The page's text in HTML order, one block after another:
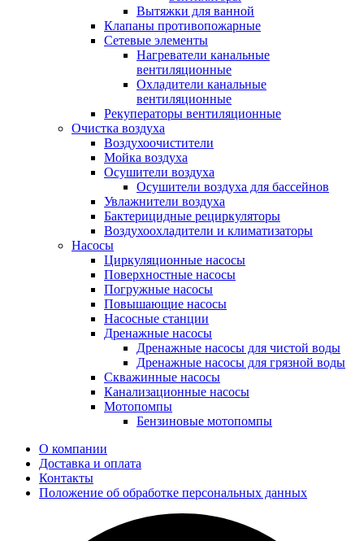
Вытяжки для ванной
Клапаны противопожарные
Сетевые элементы
Нагреватели канальные
вентиляционные
Охладители канальные
вентиляционные
Рекуператоры вентиляционные
Очистка воздуха
Воздухоочистители
Мойка воздуха
Осушители воздуха
Осушители воздуха для бассейнов
Увлажнители воздуха
Бактерицидные рециркуляторы
Воздухоохладители и климатизаторы
Насосы
Циркуляционные насосы
Поверхностные насосы
Погружные насосы
Повышающие насосы
Насосные станции
Дренажные насосы
Дренажные насосы для чистой воды
Дренажные насосы для грязной воды
Скважинные насосы
Канализационные насосы
Мотопомпы
Бензиновые мотопомпы
О компании
Доставка и оплата
Контакты
Положение об обработке персональных данных